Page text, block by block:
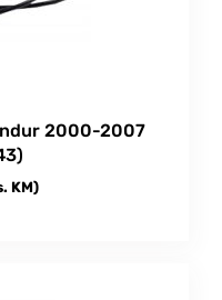
2000-2007
KM)